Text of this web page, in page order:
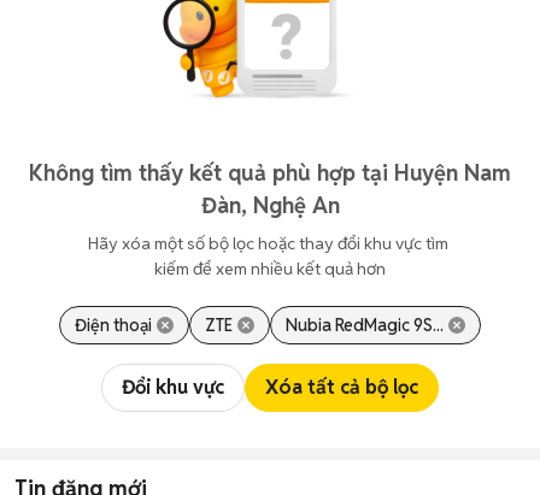
Không tìm thấy kết quả phù hợp tại Huyện Nam
Đàn, Nghệ An
Hãy xóa một số bộ lọc hoặc thay đổi khu vực tìm
kiếm để xem nhiều kết quả hơn
Điện thoại ZTE Nubia RedMagic 9S...
Đổi khu vực Xóa tất cả bộ lọc
Tin đăng mới